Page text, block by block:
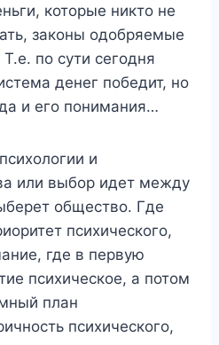
которые никто не
законы одобряемые
по сути сегодня
денег победит, но
и его понимания…
и
или выбор идет между
общество. Где
психического,
где в первую
психическое, а потом
план
психического,